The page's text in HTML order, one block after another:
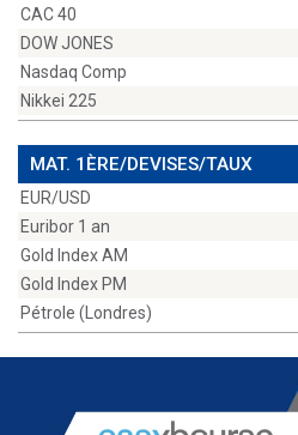
CAC 40
DOW JONES
Nasdaq Comp
Nikkei 225
MAT. 1ÈRE/DEVISES/TAUX
EUR/USD
Euribor 1 an
Gold Index AM
Gold Index PM
Pétrole (Londres)